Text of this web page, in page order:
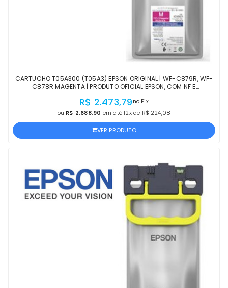
CARTUCHO T05A300 (T05A3) EPSON ORIGINAL | WF-C879R, WF-
C878R MAGENTA | PRODUTO OFICIAL EPSON, COM NF E
R$ 2.473,79 no Pix
ou R$ 2.688,90 em até 12x de R$ 224,08
VER PRODUTO